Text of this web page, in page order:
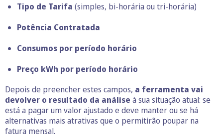
Tipo de Tarifa (simples, bi-horária ou tri-horária)
Potência Contratada
Consumos por período horário
Preço kWh por período horário
Depois de preencher estes campos, a ferramenta vai
devolver o resultado da análise à sua situação atual: se
está a pagar um valor ajustado e deve manter ou se há
alternativas mais atrativas que o permitirão poupar na
fatura mensal.